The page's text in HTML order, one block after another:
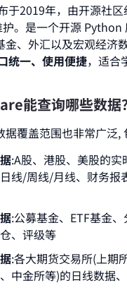
于2019年，由开源社区
。是一个开源 Python
金、外汇以及宏观经济
统一、使用便捷，适合
能查询哪些数据
据覆盖范围也非常广泛,
:A股、港股、美股的实
线/周线/月线、财务报
:公募基金、ETF基金
、评级等
:各大期货交易所(上期
中金所等)的日线数据